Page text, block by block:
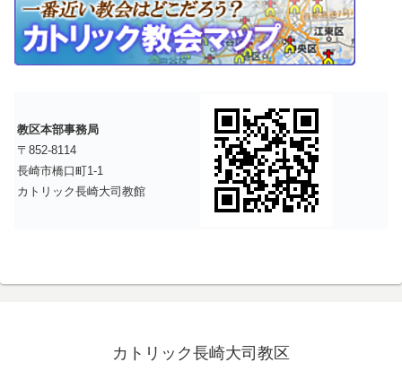
教区本部事務局
〒852-8114
長崎市橋口町1-1
カトリック長崎大司教館
カトリック長崎大司教区